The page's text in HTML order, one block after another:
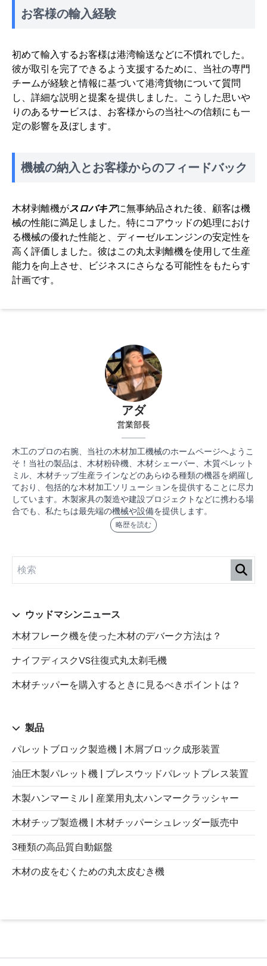
アダ
営業部長
木工のプロの右腕、当社の木材加工機械のホームページへようこ
そ！当社の製品は、木材粉砕機、木材シェーバー、木質ペレット
ミル、木材チップ生産ラインなどのあらゆる種類の機器を網羅し
ており、包括的な木材加工ソリューションを提供することに尽力
しています。木製家具の製造や建設プロジェクトなどに携わる場
合でも、私たちは最先端の機械や設備を提供します。
略歴を読む
ウッドマシンニュース
木材フレーク機を使った木材のデバーク方法は？
ナイフディスクVS往復式丸太剃毛機
木材チッパーを購入するときに見るべきポイントは？
製品
パレットブロック製造機 | 木屑ブロック成形装置
油圧木製パレット機 | プレスウッドパレットプレス装置
木製ハンマーミル | 産業用丸太ハンマークラッシャー
木材チップ製造機 | 木材チッパーシュレッダー販売中
3種類の高品質自動鋸盤
木材の皮をむくための丸太皮むき機
お客様の輸入経験
初めて輸入するお客様は港湾輸送などに不慣れでした。
彼が取引を完了できるよう支援するために、当社の専門
チームが経験と情報に基づいて港湾貨物について質問
し、詳細な説明と提案を提供しました。こうした思いや
りのあるサービスは、お客様からの当社への信頼にも一
定の影響を及ぼします。
機械の納入とお客様からのフィードバック
木材剥離機がスロバキアに無事納品された後、顧客は機
械の性能に満足しました。特にコアウッドの処理におけ
る機械の優れた性能と、ディーゼルエンジンの安定性を
高く評価しました。彼はこの丸太剥離機を使用して生産
能力を向上させ、ビジネスにさらなる可能性をもたらす
計画です。